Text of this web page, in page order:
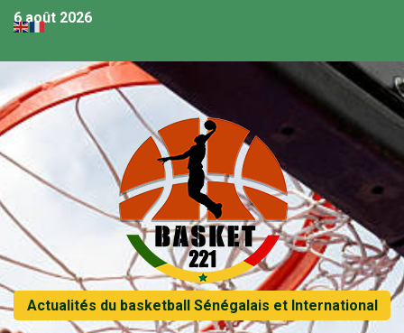
6 août 2026
Actualités du basketball Sénégalais et International